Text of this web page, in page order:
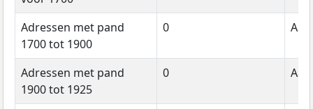
Adressen met pand
1700 tot 1900
0
Adressen met pand
1900 tot 1925
0